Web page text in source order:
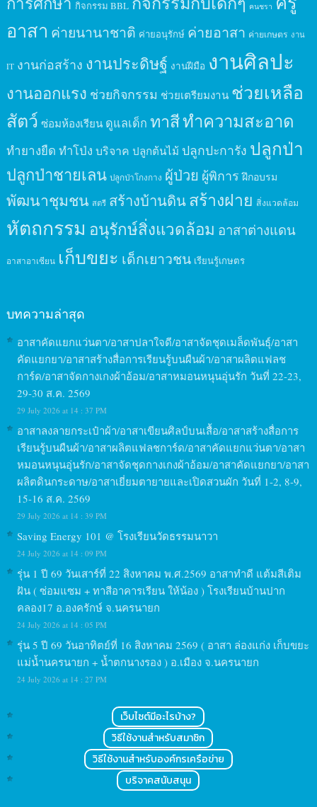
กิจกรรม BBL คนชรา
อาสา ค่ายนานาชาติ ค่ายอนุรักษ์ ค่ายอาสา ค่ายเกษตร งาน
IT งานก่อสร้าง งานประดิษฐ์ งานฝีมือ งานศิลปะ
งานออกแรง ช่วยกิจกรรม ช่วยเตรียมงาน ช่วยเหลือ
สัตว์ ซ่อมห้องเรียน ดูแลเด็ก ทาสีทำความสะอาด
ทำยางยืด ทำโป่ง บริจาค ปลูกต้นไม้ ปลูกปะการัง ปลูกป่า
ปลูกป่าชายเลน ปลูกป่าโกงกาง ผู้ป่วย ผู้พิการ ฝึกอบรม
พัฒนาชุมชน สตรี สร้างบ้านดินสร้างฝาย สิ่งแวดล้อม
หัตถกรรม อนุรักษ์สิ่งแวดล้อม อาสาต่างแดน
อาสาอาเซียน เก็บขยะ เด็กเยาวชน เรียนรู้เกษตร
บทความล่าสุด
อาสาคัดแยกแว่นตา/อาสาปลาใจดี/อาสาจัดชุดเมล็ดพันธุ์/อาสา
คัดแยกยา/อาสาสร้างสื่อการเรียนรู้บนผืนผ้า/อาสาผลิตแฟลช
การ์ด/อาสาจัดกางเกงผ้าอ้อม/อาสาหมอนหนุนอุ่นรัก วันที่ 22-23,
29-30 ส.ค. 2569
29 July 2026 at 14 : 37 PM
อาสาลงลายกระเป๋าผ้า/อาสาเขียนศิลป์บนเสื้อ/อาสาสร้างสื่อการ
เรียนรู้บนผืนผ้า/อาสาผลิตแฟลชการ์ด/อาสาคัดแยกแว่นตา/อาสา
หมอนหนุนอุ่นรัก/อาสาจัดชุดกางเกงผ้าอ้อม/อาสาคัดแยกยา/อาสา
ผลิตดินกระดาษ/อาสาเยี่ยมตายายและเปิดสวนผัก วันที่ 1-2, 8-9,
15-16 ส.ค. 2569
29 July 2026 at 14 : 39 PM
Saving Energy 101 @ โรงเรียนวัดธรรมนาวา
24 July 2026 at 14 : 09 PM
รุ่น 1 ปี 69 วันเสาร์ที่ 22 สิงหาคม พ.ศ.2569 อาสาทำดี แต้มสีเติม
ฝัน ( ซ่อมแซม + ทาสีอาคารเรียน ให้น้อง ) โรงเรียนบ้านปาก
คลอง17 อ.องครักษ์ จ.นครนายก
24 July 2026 at 14 : 05 PM
รุ่น 5 ปี 69 วันอาทิตย์ที่ 16 สิงหาคม 2569 ( อาสา ล่องแก่ง เก็บขยะ
แม่น้ำนครนายก + น้ำตกนางรอง ) อ.เมือง จ.นครนายก
24 July 2026 at 14 : 27 PM
เว็บไซต์มีอะไรบ้าง?
วิธีใช้งานสำหรับสมาชิก
วิธีใช้งานสำหรับองค์กรเครือข่าย
บริจาคสนับสนุน